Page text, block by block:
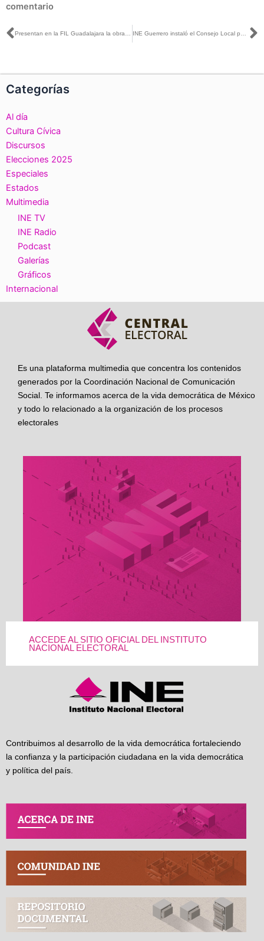
comentario
Ant
Categorías
Al día
Cultura Cívica
Discursos
Elecciones 2025
Especiales
Estados
Multimedia
INE TV
INE Radio
Podcast
Galerías
Gráficos
Internacional
Es una plataforma multimedia que concentra los contenidos
generados por la Coordinación Nacional de Comunicación
Social. Te informamos acerca de la vida democrática de México
y todo lo relacionado a la organización de los procesos
electorales
ACCEDE AL SITIO OFICIAL DEL INSTITUTO
NACIONAL ELECTORAL
Contribuimos al desarrollo de la vida democrática fortaleciendo
la confianza y la participación ciudadana en la vida democrática
y política del país.